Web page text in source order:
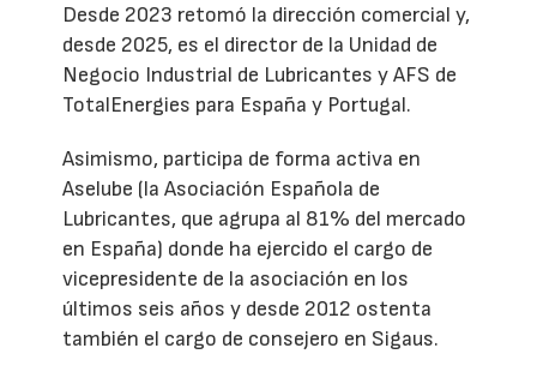
Desde 2023 retomó la dirección comercial y,
desde 2025, es el director de la Unidad de
Negocio Industrial de Lubricantes y AFS de
TotalEnergies para España y Portugal.
Asimismo, participa de forma activa en
Aselube (la Asociación Española de
Lubricantes, que agrupa al 81% del mercado
en España) donde ha ejercido el cargo de
vicepresidente de la asociación en los
últimos seis años y desde 2012 ostenta
también el cargo de consejero en Sigaus.